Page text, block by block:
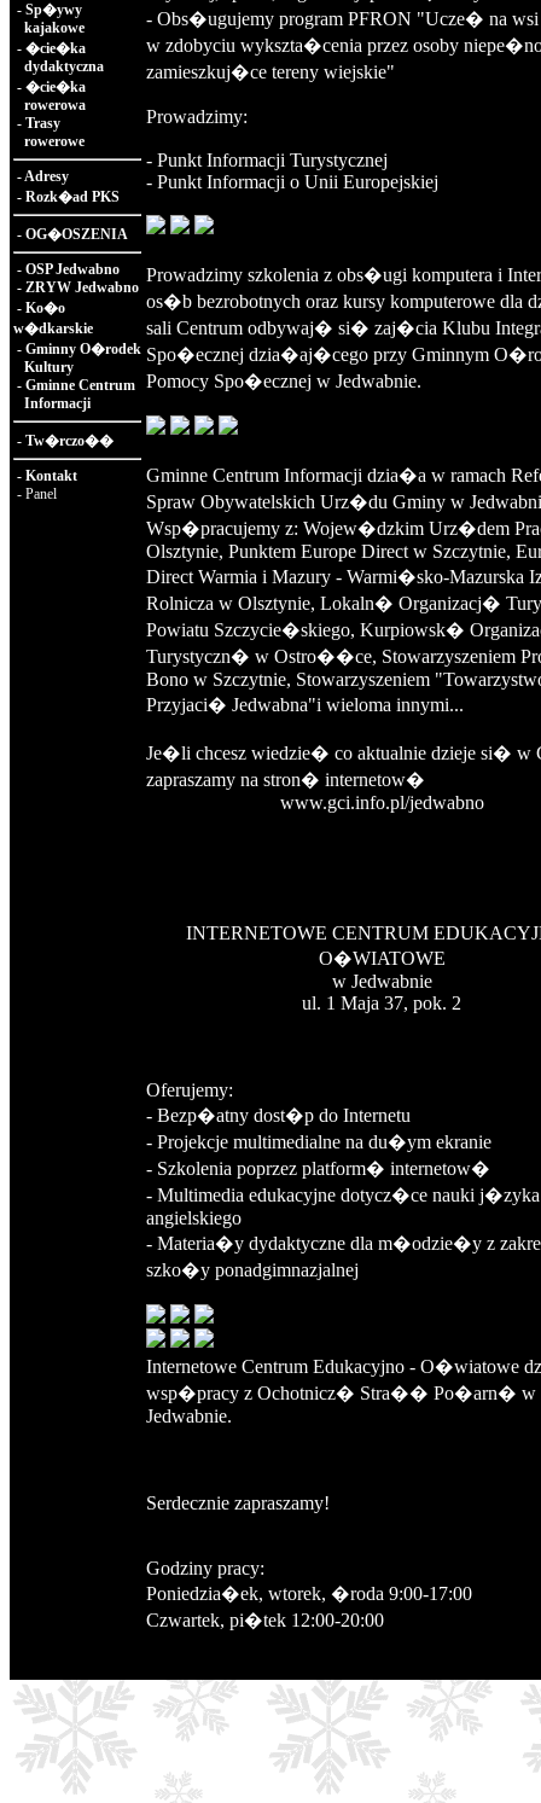
- Sp�ywy
kajakowe
- �cie�ka
dydaktyczna
- �cie�ka
rowerowa
- Trasy
rowerowe
-Adresy
- Rozk�ad PKS
- OG�OSZENIA
- OSP Jedwabno
- ZRYW Jedwabno
- Ko�o
w�dkarskie
- Gminny O�rodek
Kultury
- Gminne Centrum
Informacji
- Tw�rczo��
- Kontakt
- Panel
- Obs�ugujemy program PFRON "Ucze� na wsi
w zdobyciu wykszta�cenia przez osoby
zamieszkuj�ce tereny wiejskie"
Prowadzimy:
- Punkt Informacji Turystycznej
- Punkt Informacji o Unii Europejskiej
Prowadzimy szkolenia z obs�ugi komputera i
os�b bezrobotnych oraz kursy komputerowe dla
sali Centrum odbywaj� si� zaj�cia Klubu
Spo�ecznej dzia�aj�cego przy Gminnym
Pomocy Spo�ecznej w Jedwabnie.
Gminne Centrum Informacji dzia�a w ramach
Spraw Obywatelskich Urz�du Gminy w
Wsp�pracujemy z: Wojew�dzkim Urz�dem
Olsztynie, Punktem Europe Direct w Szczytnie,
Direct Warmia i Mazury - Warmi�sko-Mazurska
Rolnicza w Olsztynie, Lokaln� Organizacj�
Powiatu Szczycie�skiego, Kurpiowsk�
Turystyczn� w Ostro��ce, Stowarzyszeniem
Bono w Szczytnie, Stowarzyszeniem
Przyjaci� Jedwabna"i wieloma innymi...
Je�li chcesz wiedzie� co aktualnie dzieje si� w
zapraszamy na stron� internetow�
www.gci.info.pl/jedwabno
INTERNETOWE CENTRUM
O�WIATOWE
w Jedwabnie
ul. 1 Maja 37, pok. 2
Oferujemy:
- Bezp�atny dost�p do Internetu
- Projekcje multimedialne na du�ym ekranie
- Szkolenia poprzez platform� internetow�
- Multimedia edukacyjne dotycz�ce nauki j�zyka
angielskiego
- Materia�y dydaktyczne dla m�odzie�y z
szko�y ponadgimnazjalnej
Internetowe Centrum Edukacyjno - O�wiatowe
wsp�pracy z Ochotnicz� Stra�� Po�arn� w
Jedwabnie.
Serdecznie zapraszamy!
Godziny pracy:
Poniedzia�ek, wtorek, �roda 9:00-17:00
Czwartek, pi�tek 12:00-20:00